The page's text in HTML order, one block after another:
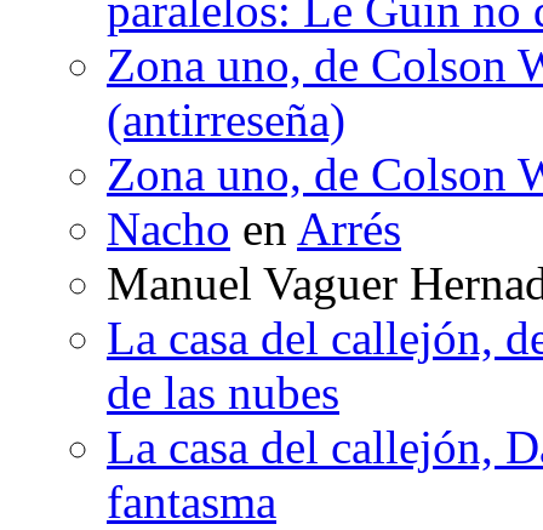
Zona uno, de Colson
(antirreseña)
Zona uno, de Colson
Nacho en Arrés
Manuel Vaguer
La casa del callejón,
de las nubes
La casa del callejón,
fantasma